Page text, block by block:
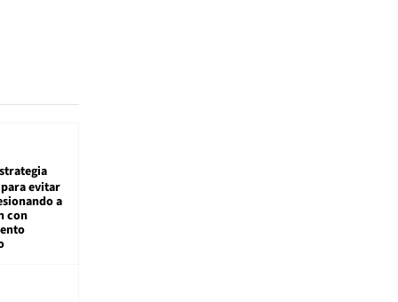
evitar
a
con